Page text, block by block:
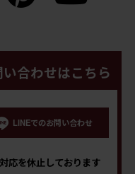
合わせはこちら
LINEでのお問い合わせ
応を休止しております